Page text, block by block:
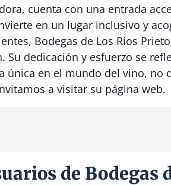
cuenta con una entrada
en un lugar inclusivo y
Bodegas de Los Ríos
Su dedicación y esfuerzo se
única en el mundo del vino, no
a visitar su página web.
de Bodegas